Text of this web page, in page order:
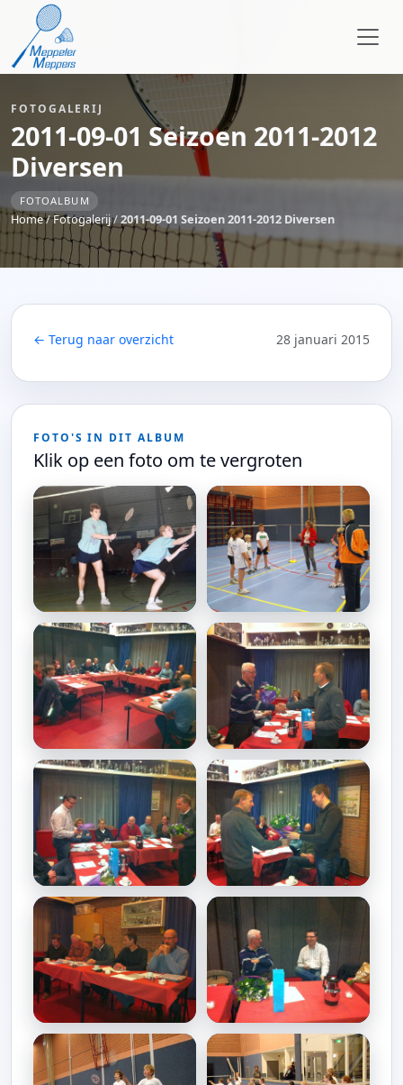
FOTOGALERIJ
2011-09-01 Seizoen 2011-2012
Diversen
FOTOALBUM
Home/Fotogalerij/2011-09-01 Seizoen 2011-2012 Diversen
← Terug naar overzicht 28 januari 2015
FOTO'S IN DIT ALBUM
Klik op een foto om te vergroten